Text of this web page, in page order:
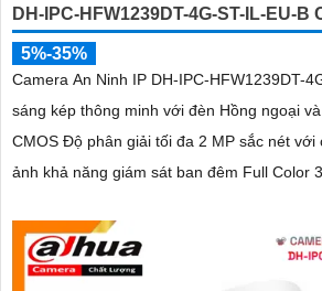
DH-IPC-HFW1239DT-4G-ST-IL-EU-B
5%-35%
Camera An Ninh IP DH-IPC-HFW1239DT-
sáng kép thông minh với đèn Hồng ngoại
CMOS Độ phân giải tối đa 2 MP sắc nét với
ảnh khả năng giám sát ban đêm Full Color